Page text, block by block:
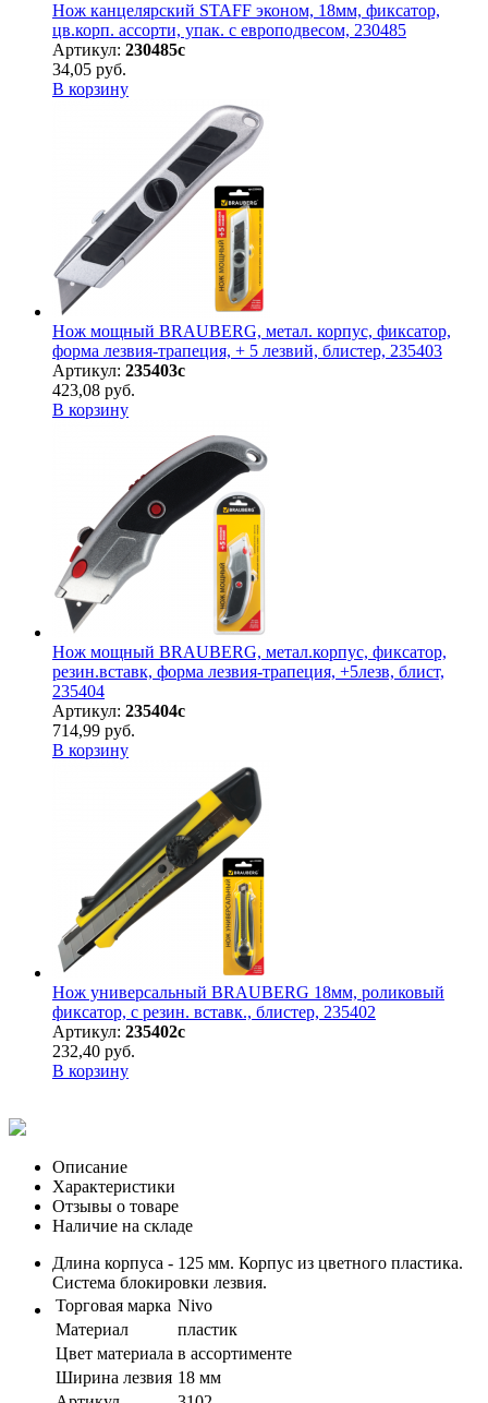
Нож канцелярский STAFF эконом, 18мм, фиксатор,
цв.корп. ассорти, упак. с европодвесом, 230485
Артикул: 230485с
34,05 руб.
В корзину
Нож мощный BRAUBERG, метал. корпус, фиксатор,
форма лезвия-трапеция, + 5 лезвий, блистер, 235403
Артикул: 235403с
423,08 руб.
В корзину
Нож мощный BRAUBERG, метал.корпус, фиксатор,
резин.вставк, форма лезвия-трапеция, +5лезв, блист,
235404
Артикул: 235404с
714,99 руб.
В корзину
Нож универсальный BRAUBERG 18мм, роликовый
фиксатор, с резин. вставк., блистер, 235402
Артикул: 235402с
232,40 руб.
В корзину
Описание
Характеристики
Отзывы о товаре
Наличие на складе
Длина корпуса - 125 мм. Корпус из цветного пластика.
Система блокировки лезвия.
Торговая марка Nivo
Материал
пластик
Цвет материала в ассортименте
Ширина лезвия 18 мм